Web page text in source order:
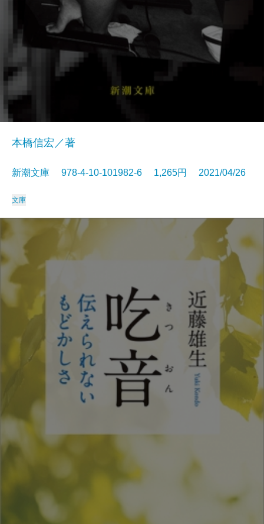
本橋信宏／著
新潮文庫 978-4-10-101982-6 1,265円 2021/04/26
文庫